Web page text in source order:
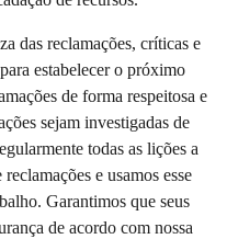
das reclamações, críticas e
estabelecer o próximo
de forma respeitosa e
sejam investigadas de
todas as lições a
e usamos esse
Garantimos que seus
de acordo com nossa